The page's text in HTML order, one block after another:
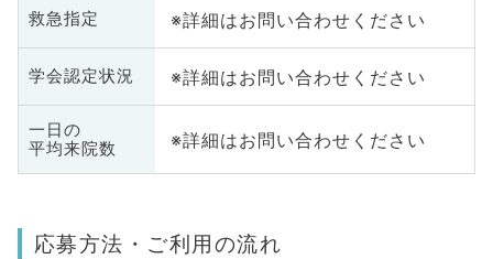
救急指定 ※詳細はお問い合わせください
学会認定状況 ※詳細はお問い合わせください
一日の
平均来院数
※詳細はお問い合わせください
応募方法・ご利用の流れ